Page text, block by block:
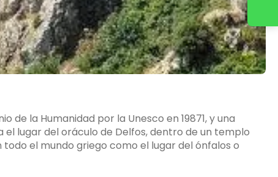
de la Humanidad por la Unesco en 19871, y una
lugar del oráculo de Delfos, dentro de un templo
el mundo griego como el lugar del ónfalos o